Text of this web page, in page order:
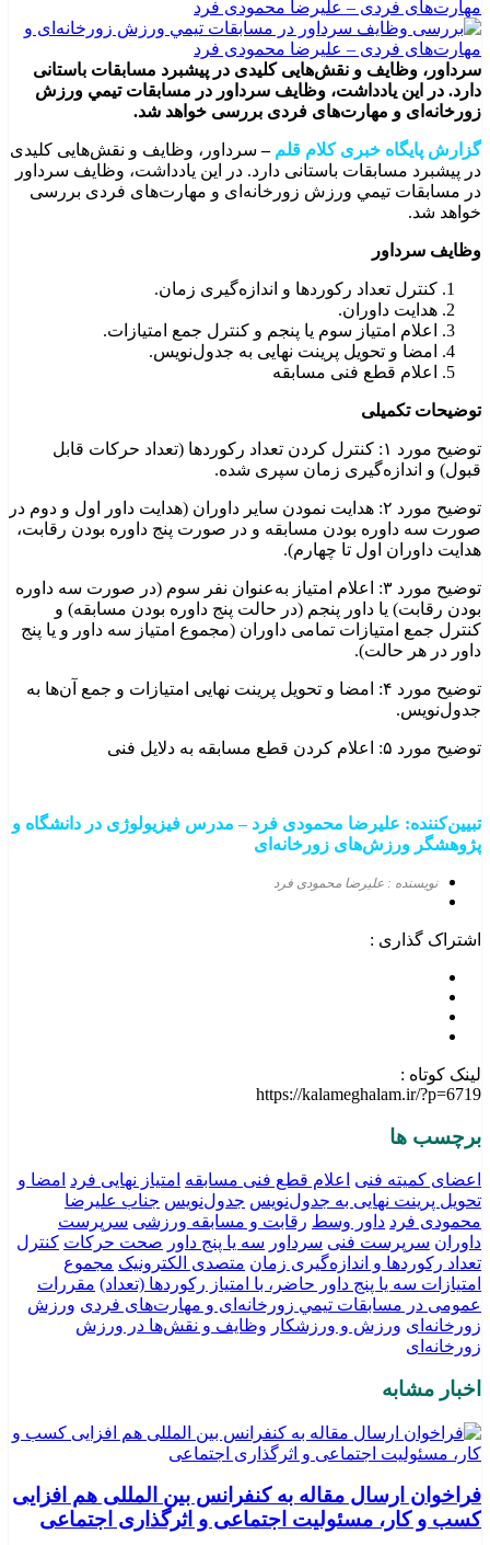
سرداور، وظایف و نقش‌هایی کلیدی در پیشبرد مسابقات باستانی
دارد. در این یادداشت، وظایف سرداور در مسابقات تیمي ورزش
زورخانه‌ای و مهارت‌های فردی بررسی خواهد شد.
گزارش پایگاه خبری کلام قلم –سرداور، وظایف و نقش‌هایی کلیدی
در پیشبرد مسابقات باستانی دارد. در این یادداشت، وظایف سرداور
در مسابقات تیمي ورزش زورخانه‌ای و مهارت‌های فردی بررسی
خواهد شد.
وظايف سرداور
کنترل تعداد رکوردها و اندازه‌گیری زمان.
هدايت داوران.
اعلام امتیاز سوم يا پنجم و کنترل جمع امتیازات.
امضا و تحويل پرينت نهايی به جدول‌نويس.
اعلام قطع فنی مسابقه
توضیحات تکمیلی
توضیح مورد ۱: کنترل کردن تعداد رکوردها (تعداد حرکات قابل
قبول) و اندازه‌گیری زمان سپری شده.
توضیح مورد ۲: هدايت نمودن سایر داوران (هدایت داور اول و دوم در
صورت سه داوره بودن مسابقه و در صورت پنج داوره بودن رقابت،
هدایت داوران اول تا چهارم).
توضیح مورد ۳: اعلام امتیاز به‌عنوان نفر سوم (در صورت سه داوره
بودن رقابت) يا داور پنجم (در حالت پنج داوره بودن مسابقه) و
کنترل جمع امتیازات تمامی داوران (مجموع امتیاز سه داور و یا پنج
داور در هر حالت).
توضیح مورد ۴: امضا و تحويل پرينت نهايی امتیازات و جمع آن‌ها به
جدول‌نويس.
توضیح مورد ۵: اعلام کردن قطع مسابقه به دلایل فنی
تبیین‌کننده: علیرضا محمودی فرد–مدرس فیزیولوژی در دانشگاه و
پژوهشگر ورزش‌های زورخانه‌ای
نویسنده : علیرضا محمودی فرد
اشتراک گذاری :
لینک کوتاه :
https://kalameghalam.ir/?p=6719
برچسب ها
اعضای کمیته فنی اعلام قطع فنی مسابقه امتیاز نهایی فرد امضا و
تحويل پرينت نهايی به جدول‌نويس جدول‌نويس جناب علیرضا
محمودی فرد داور وسط رقابت و مسابقه ورزشی سرپرست
داوران سرپرست فنی سرداور سه يا پنج داور صحت حرکات کنترل
تعداد رکوردها و اندازه‌گیری زمان متصدی الکترونیک مجموع
امتیازات سه يا پنج داور حاضر، با امتیاز رکوردها (تعداد) مقررات
عمومی در مسابقات تیمي زورخانه‌ای و مهارت‌های فردی ورزش
زورخانه‌ای ورزش و ورزشکار وظایف و نقش‌ها در ورزش
زورخانه‌ای
اخبار مشابه
فراخوان ارسال مقاله به کنفرانس بین المللی هم افزایی
کسب و کار، مسئولیت اجتماعی و اثرگذاری اجتماعی